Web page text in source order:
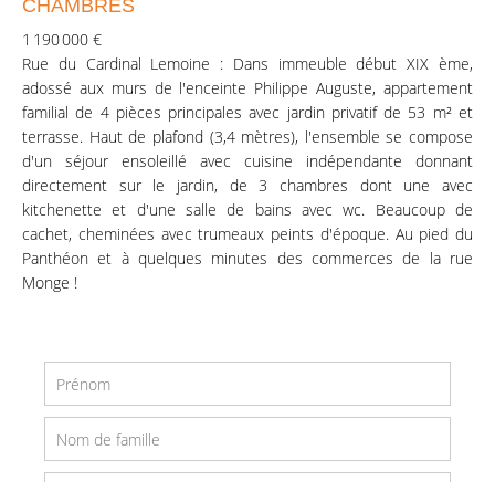
CHAMBRES
1 190 000 €
Rue du Cardinal Lemoine : Dans immeuble début XIX ème,
adossé aux murs de l'enceinte Philippe Auguste, appartement
familial de 4 pièces principales avec jardin privatif de 53 m² et
terrasse. Haut de plafond (3,4 mètres), l'ensemble se compose
d'un séjour ensoleillé avec cuisine indépendante donnant
directement sur le jardin, de 3 chambres dont une avec
kitchenette et d'une salle de bains avec wc. Beaucoup de
cachet, cheminées avec trumeaux peints d'époque. Au pied du
Panthéon et à quelques minutes des commerces de la rue
Monge !